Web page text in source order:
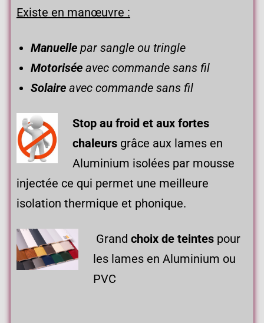
Existe en manœuvre :
Manuellepar sangle ou tringle
Motoriséeavec commande sans fil
Solaireavec commande sans fil
Stop au froid et aux fortes
chaleursgrâce aux lames en
Aluminium isolées par mousse
injectée ce qui permet une meilleure
isolation thermique et phonique.
Grand choix de teintespour
les lames en Aluminium ou
PVC